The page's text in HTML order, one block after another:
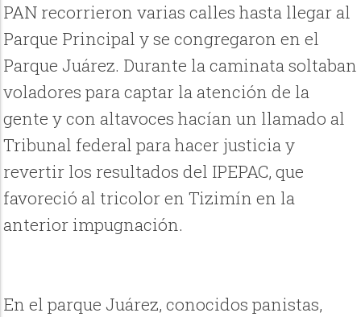
PAN recorrieron varias calles hasta llegar al
Parque Principal y se congregaron en el
Parque Juárez. Durante la caminata soltaban
voladores para captar la atención de la
gente y con altavoces hacían un llamado al
Tribunal federal para hacer justicia y
revertir los resultados del IPEPAC, que
favoreció al tricolor en Tizimín en la
anterior impugnación.
En el parque Juárez, conocidos panistas,